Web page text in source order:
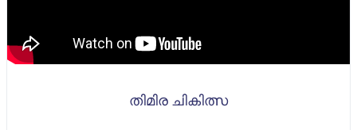
തിമിര ചികിത്സ